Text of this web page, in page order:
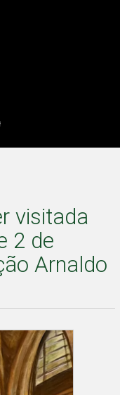
visitada
2 de
Arnaldo